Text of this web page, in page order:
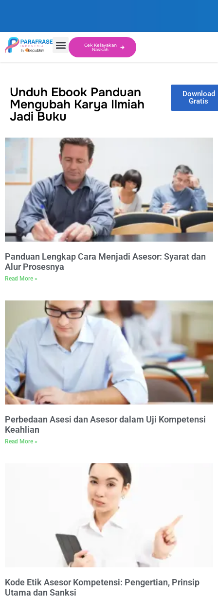
Cek Kelayakan
Naskah
Unduh Ebook Panduan
Mengubah Karya Ilmiah
Jadi Buku
Download
Gratis
Panduan Lengkap Cara Menjadi Asesor: Syarat dan
Alur Prosesnya
Read More »
Perbedaan Asesi dan Asesor dalam Uji Kompetensi
Keahlian
Read More »
Kode Etik Asesor Kompetensi: Pengertian, Prinsip
Utama dan Sanksi